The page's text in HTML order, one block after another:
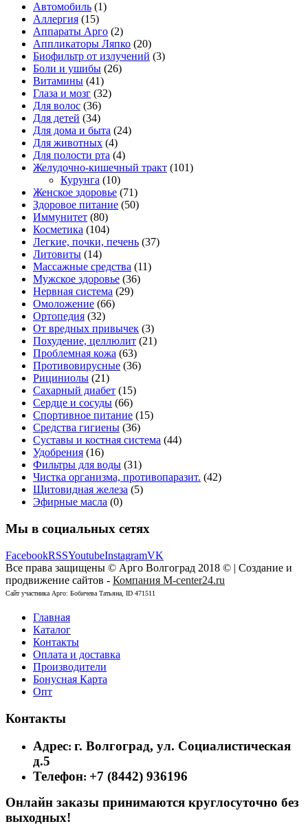
Автомобиль (1)
Аллергия (15)
Аппараты Арго (2)
Аппликаторы Ляпко (20)
Биофильтр от излучений (3)
Боли и ушибы (26)
Витамины (41)
Глаза и мозг (32)
Для волос (36)
Для детей (34)
Для дома и быта (24)
Для животных (4)
Для полости рта (4)
Желудочно-кишечный тракт (101)
Курунга (10)
Женское здоровье (71)
Здоровое питание (50)
Иммунитет (80)
Косметика (104)
Легкие, почки, печень (37)
Литовиты (14)
Массажные средства (11)
Мужское здоровье (36)
Нервная система (29)
Омоложение (66)
Ортопедия (32)
От вредных привычек (3)
Похудение, целлюлит (21)
Проблемная кожа (63)
Противовирусные (36)
Рициниолы (21)
Сахарный диабет (15)
Сердце и сосуды (66)
Спортивное питание (15)
Средства гигиены (36)
Суставы и костная система (44)
Удобрения (16)
Фильтры для воды (31)
Чистка организма, противопаразит. (42)
Щитовидная железа (5)
Эфирные масла (0)
Мы в социальных сетях
FacebookRSSYoutubeInstagramVK
Все права защищены © Арго Волгоград 2018 © | Создание и
продвижение сайтов - Компания M-center24.ru
Сайт участника Арго: Бобичева Татьяна, ID 471511
Главная
Каталог
Контакты
Оплата и доставка
Производители
Бонусная Карта
Опт
Контакты
Адрес: г. Волгоград, ул. Социалистическая
д.5
Телефон: +7 (8442) 936196
Онлайн заказы принимаются круглосуточно без
выходных!